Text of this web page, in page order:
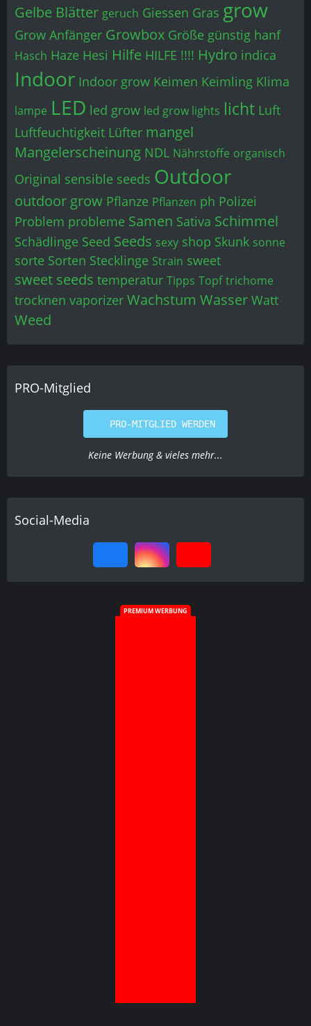
Gelbe Blätter geruch Giessen Gras grow
Grow Anfänger Growbox Größe günstig hanf
Hasch Haze Hesi Hilfe HILFE !!!! Hydro indica
Indoor Indoor grow Keimen Keimling Klima
lampe LED led grow led grow lights licht Luft
Luftfeuchtigkeit Lüfter mangel
Mangelerscheinung NDL Nährstoffe organisch
Original sensible seeds Outdoor
outdoor grow Pflanze Pflanzen ph Polizei
Problem probleme Samen Sativa Schimmel
Schädlinge Seed Seeds sexy shop Skunk sonne
sorte Sorten Stecklinge Strain sweet
sweet seeds temperatur Tipps Topf trichome
trocknen vaporizer Wachstum Wasser Watt
Weed
PRO-Mitglied
PRO-MITGLIED WERDEN
Keine Werbung & vieles mehr...
Social-Media
PREMIUM WERBUNG